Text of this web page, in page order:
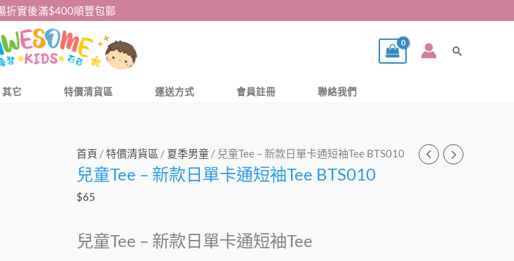
實後滿$400順豐包郵
搜
其它 特價清貨區 運送方式 會員註冊 聯絡我們
首頁 /特價清貨區 / 夏季男童 / 兒童Tee – 新款日單卡通短袖Tee BTS010
兒童Tee – 新款日單卡通短袖Tee BTS010
$65
兒童Tee – 新款日單卡通短袖Tee
兒
童
Tee
款